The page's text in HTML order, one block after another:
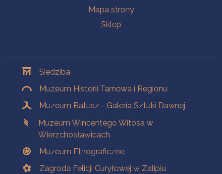
Mapa strony
Sklep
Siedziba
Muzeum Historii Tarnowa i Regionu
Muzeum Ratusz - Galeria Sztuki Dawnej
Muzeum Wincentego Witosa w
Wierzchosławicach
Muzeum Etnograficzne
Zagroda Felicji Curyłowej w Zalipiu